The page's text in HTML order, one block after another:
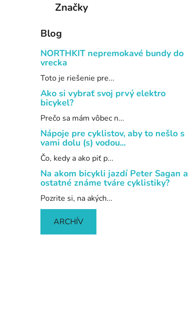
Značky
Blog
NORTHKIT nepremokavé bundy do
vrecka
Toto je riešenie pre...
Ako si vybrať svoj prvý elektro
bicykel?
Prečo sa mám vôbec n...
Nápoje pre cyklistov, aby to nešlo s
vami dolu (s) vodou...
Čo, kedy a ako piť p...
Na akom bicykli jazdí Peter Sagan a
ostatné známe tváre cyklistiky?
Pozrite si, na akých...
ARCHÍV